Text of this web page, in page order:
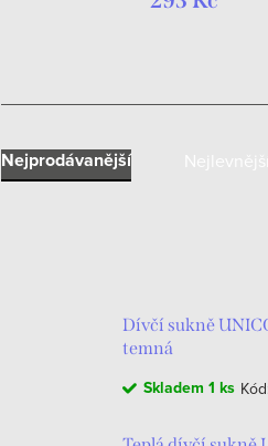
Ř
Nejprodávanější
Dívčí sukně
temná
Skladem 1 ks